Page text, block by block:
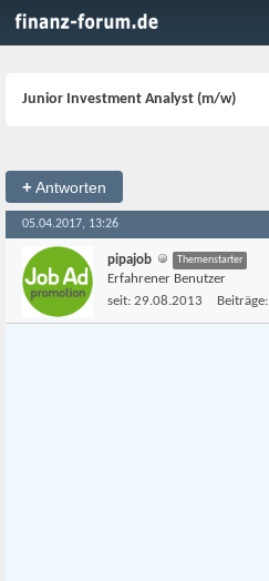
Junior Investment Analyst (m/w)
+Antworten
05.04.2017, 13:26
pipajob Themenstarter
Erfahrener Benutzer
seit: 29.08.2013 Beiträge: